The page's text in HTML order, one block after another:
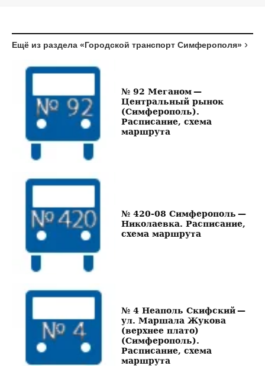
Ещё из раздела «Городской транспорт Симферополя»
№ 92 Меганом —
Центральный рынок
(Симферополь).
Расписание, схема
маршрута
№ 420-08 Симферополь —
Николаевка. Расписание,
схема маршрута
№ 4 Неаполь Скифский —
ул. Маршала Жукова
(верхнее плато)
(Симферополь).
Расписание, схема
маршрута